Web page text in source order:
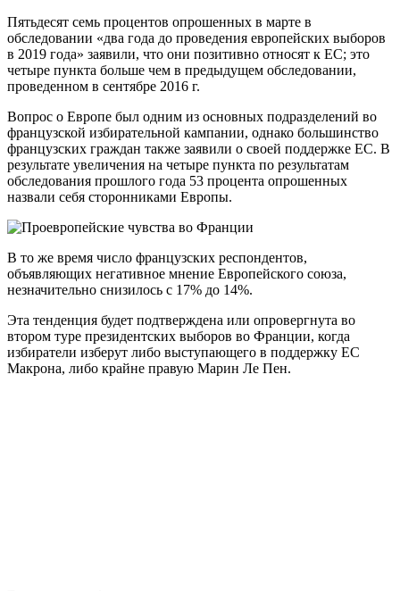
Пятьдесят семь процентов опрошенных в марте в
обследовании «два года до проведения европейских выборов
в 2019 года» заявили, что они позитивно относят к ЕС; это
четыре пункта больше чем в предыдущем обследовании,
проведенном в сентябре 2016 г.
Вопрос о Европе был одним из основных подразделений во
французской избирательной кампании, однако большинство
французских граждан также заявили о своей поддержке ЕС. В
результате увеличения на четыре пункта по результатам
обследования прошлого года 53 процента опрошенных
назвали себя сторонниками Европы.
В то же время число французских респондентов,
объявляющих негативное мнение Европейского союза,
незначительно снизилось с 17% до 14%.
Эта тенденция будет подтверждена или опровергнута во
втором туре президентских выборов во Франции, когда
избиратели изберут либо выступающего в поддержку ЕС
Макрона, либо крайне правую Марин Ле Пен.